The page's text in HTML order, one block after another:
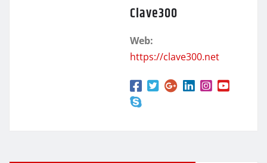
Clave300
Web:
https://clave300.net